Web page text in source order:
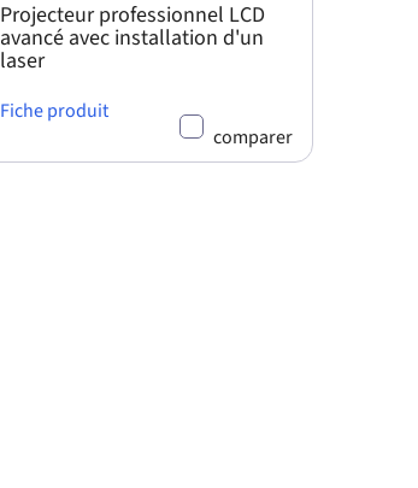
Projecteur professionnel LCD
avancé avec installation d'un
laser
Fiche produit
comparer